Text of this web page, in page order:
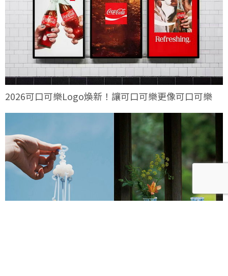
2026可口可樂Logo煥新！讓可口可樂更像可口可樂